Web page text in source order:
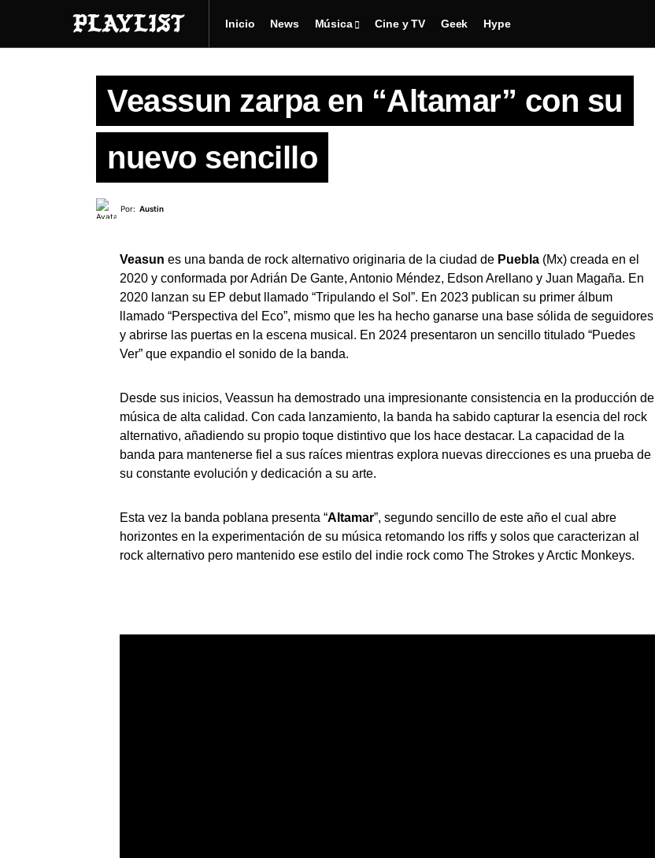
Inicio News Música Cine y TV Geek Hype
Veassun zarpa en “Altamar” con su
nuevo sencillo
Por: Austin
Veasun es una banda de rock alternativo originaria de la ciudad de Puebla (Mx) creada en el
2020 y conformada por Adrián De Gante, Antonio Méndez, Edson Arellano y Juan Magaña. En
2020 lanzan su EP debut llamado “Tripulando el Sol”. En 2023 publican su primer álbum
llamado “Perspectiva del Eco”, mismo que les ha hecho ganarse una base sólida de seguidores
y abrirse las puertas en la escena musical. En 2024 presentaron un sencillo titulado “Puedes
Ver” que expandio el sonido de la banda.
Desde sus inicios, Veassun ha demostrado una impresionante consistencia en la producción de
música de alta calidad. Con cada lanzamiento, la banda ha sabido capturar la esencia del rock
alternativo, añadiendo su propio toque distintivo que los hace destacar. La capacidad de la
banda para mantenerse fiel a sus raíces mientras explora nuevas direcciones es una prueba de
su constante evolución y dedicación a su arte.
Esta vez la banda poblana presenta “Altamar”, segundo sencillo de este año el cual abre
horizontes en la experimentación de su música retomando los riffs y solos que caracterizan al
rock alternativo pero mantenido ese estilo del indie rock como The Strokes y Arctic Monkeys.